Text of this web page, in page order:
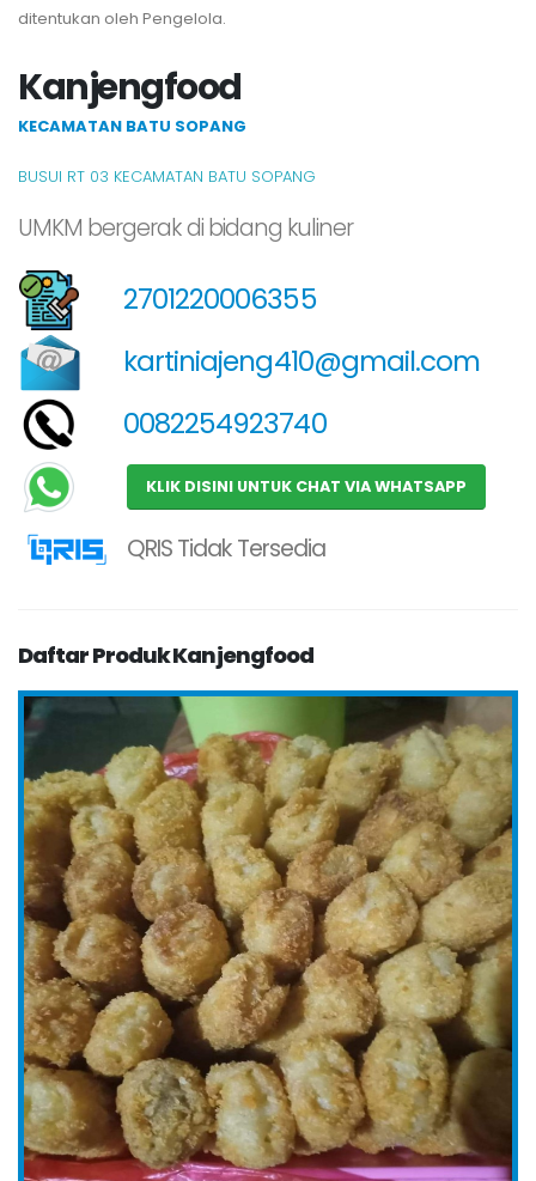
Kanjengfood
KECAMATAN BATU SOPANG
BUSUI RT 03 KECAMATAN BATU SOPANG
UMKM bergerak di bidang kuliner
2701220006355
kartiniajeng410@gmail.com
0082254923740
KLIK DISINI UNTUK CHAT VIA WHATSAPP
QRIS Tidak Tersedia
ditentukan oleh Pengelola.
Daftar Produk Kanjengfood